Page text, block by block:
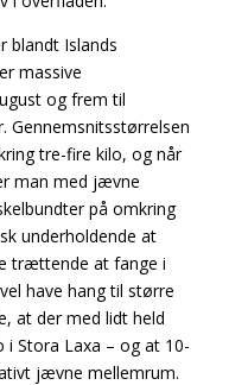
blandt Islands
massive
og frem til
tre-fire kilo, og når
man med jævne
på omkring
underholdende at
trættende at fange i
have hang til større
at der med lidt held
i Stora Laxa – og at 10-
jævne mellemrum.